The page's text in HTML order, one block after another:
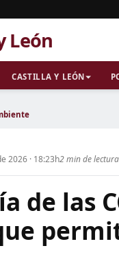
León
CASTILLA Y LEÓN
2026 · 18:23h2 min de lectura
de las